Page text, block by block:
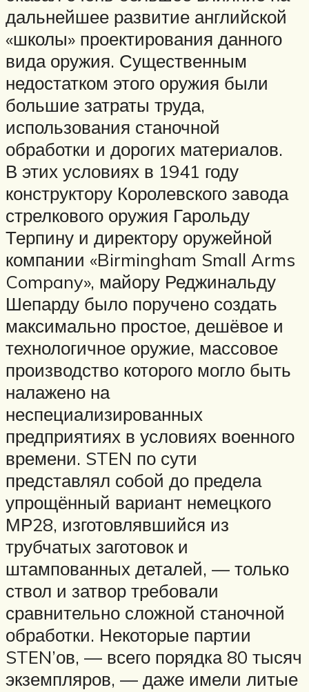
дальнейшее развитие английской
«школы» проектирования данного
вида оружия. Существенным
недостатком этого оружия были
большие затраты труда,
использования станочной
обработки и дорогих материалов.
В этих условиях в 1941 году
конструктору Королевского завода
стрелкового оружия Гарольду
Терпину и директору оружейной
компании «Birmingham Small Arms
Company», майору Реджинальду
Шепарду было поручено создать
максимально простое, дешёвое и
технологичное оружие, массовое
производство которого могло быть
налажено на
неспециализированных
предприятиях в условиях военного
времени. STEN по сути
представлял собой до предела
упрощённый вариант немецкого
МР28, изготовлявшийся из
трубчатых заготовок и
штампованных деталей, — только
ствол и затвор требовали
сравнительно сложной станочной
обработки. Некоторые партии
STEN’ов, — всего порядка 80 тысяч
экземпляров, — даже имели литые